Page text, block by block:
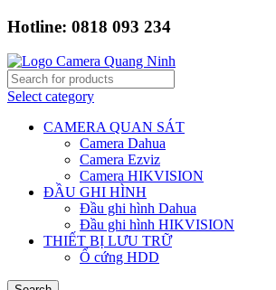
Hotline: 0818 093 234
Select category
CAMERA QUAN SÁT
Camera Dahua
Camera Ezviz
Camera HIKVISION
ĐẦU GHI HÌNH
Đầu ghi hình Dahua
Đầu ghi hình HIKVISION
THIẾT BỊ LƯU TRỮ
Ổ cứng HDD